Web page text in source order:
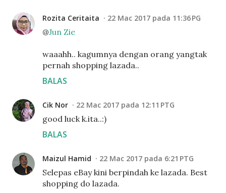
Rozita Ceritaita 22 Mac 2017 pada 11:36 PG
@Jun Zie
waaahh.. kagumnya dengan orang yangtak
pernah shopping lazada..
BALAS
Cik Nor 22 Mac 2017 pada 12:11 PTG
good luck k.ita..:)
BALAS
Maizul Hamid 22 Mac 2017 pada 6:21 PTG
Selepas eBay kini berpindah ke lazada. Best
shopping do lazada.